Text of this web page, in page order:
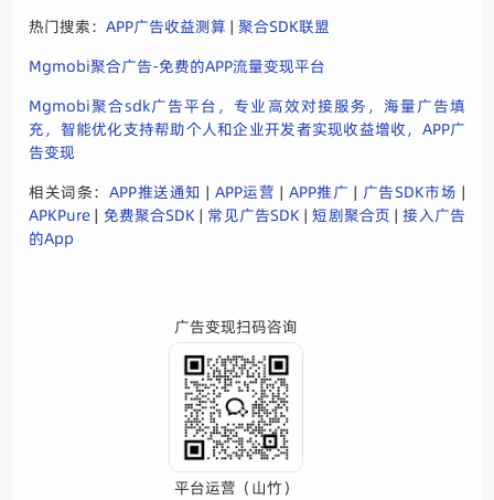
热门搜索：APP广告收益测算 |聚合SDK联盟
Mgmobi聚合广告-免费的APP流量变现平台
Mgmobi聚合sdk广告平台，专业高效对接服务，海量广告填
充，智能优化支持帮助个人和企业开发者实现收益增收，APP广
告变现
相关词条： APP推送通知 | APP运营 | APP推广 | 广告SDK市场 |
APKPure | 免费聚合SDK | 常见广告SDK |短剧聚合页 |接入广告
的App
广告变现扫码咨询
平台运营（山竹）